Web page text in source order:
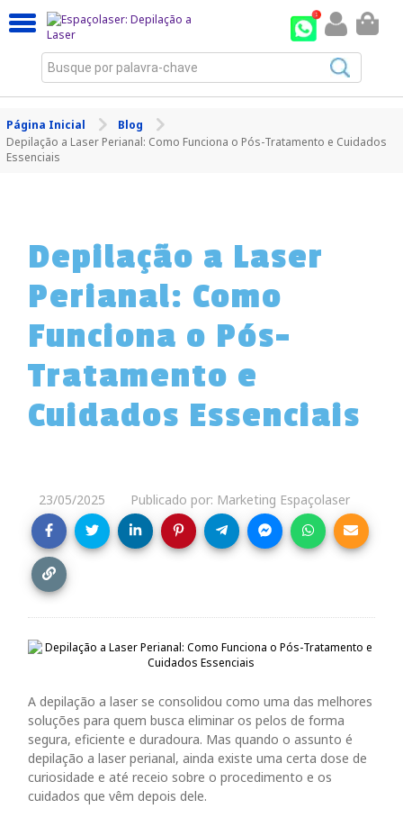
Busque por palavra-chave
Página Inicial
Blog
Depilação a Laser Perianal: Como Funciona o Pós-Tratamento e Cuidados
Essenciais
Depilação a Laser
Perianal: Como
Funciona o Pós-
Tratamento e
Cuidados Essenciais
23/05/2025 Publicado por: Marketing Espaçolaser
A depilação a laser se consolidou como uma das melhores
soluções para quem busca eliminar os pelos de forma
segura, eficiente e duradoura. Mas quando o assunto é
depilação a laser perianal, ainda existe uma certa dose de
curiosidade e até receio sobre o procedimento e os
cuidados que vêm depois dele.